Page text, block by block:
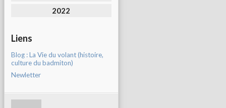
2022
Liens
Blog : La Vie du volant (histoire,
culture du badmiton)
Newletter